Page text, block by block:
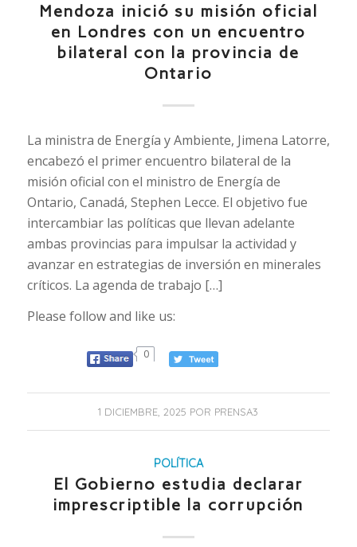
Mendoza inició su misión oficial
en Londres con un encuentro
bilateral con la provincia de
Ontario
La ministra de Energía y Ambiente, Jimena Latorre,
encabezó el primer encuentro bilateral de la
misión oficial con el ministro de Energía de
Ontario, Canadá, Stephen Lecce. El objetivo fue
intercambiar las políticas que llevan adelante
ambas provincias para impulsar la actividad y
avanzar en estrategias de inversión en minerales
críticos. La agenda de trabajo […]
Please follow and like us:
0
1 DICIEMBRE, 2025 POR PRENSA3
POLÍTICA
El Gobierno estudia declarar
imprescriptible la corrupción